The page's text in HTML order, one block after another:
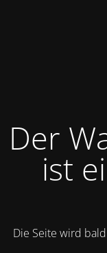
Der
ist
Die Seite wird